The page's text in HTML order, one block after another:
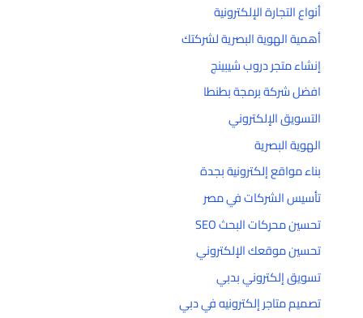
أنواع التجارة الإلكترونية
أهمية الهوية البصرية لشركتك
إنشاء متجر دروب شيبينج
افضل شركة برمجة بطنطا
التسويق الإلكتروني
الهوية البصرية
بناء مواقع إلكترونية بجدة
تأسيس الشركات في مصر
تحسين محركات البحث SEO
تحسين موقعك الإلكتروني
تسويق إلكتروني بدبي
تصميم متاجر إلكترونيه في دبي